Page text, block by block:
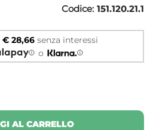
Codice: 151.120.21.1
€ 28,66 senza interessi
o
AL CARRELLO